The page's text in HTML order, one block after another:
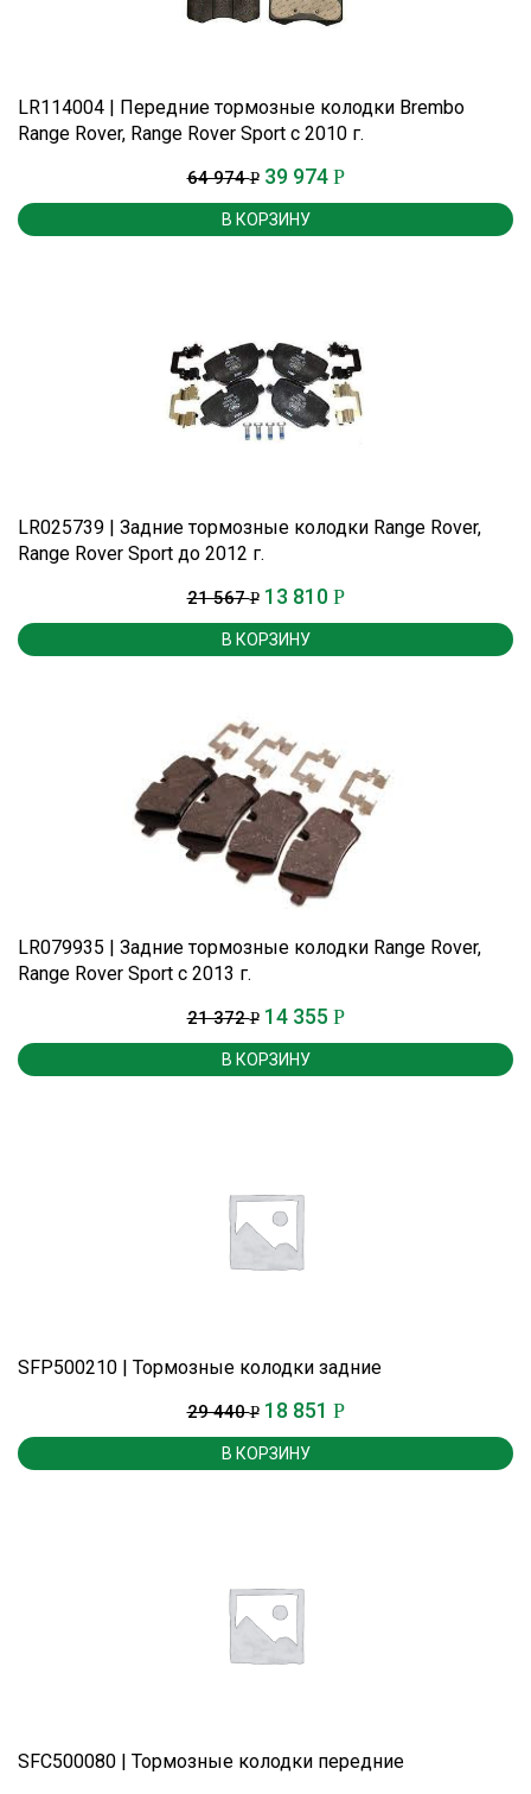
LR114004 | Передние тормозные колодки Brembo
Range Rover, Range Rover Sport c 2010 г.
64 974Р 39 974 Р
В КОРЗИНУ
LR025739 | Задние тормозные колодки Range Rover,
Range Rover Sport до 2012 г.
21 567Р 13 810 Р
В КОРЗИНУ
LR079935 | Задние тормозные колодки Range Rover,
Range Rover Sport c 2013 г.
21 372Р 14 355 Р
В КОРЗИНУ
SFP500210 | Тормозные колодки задние
29 440Р 18 851 Р
В КОРЗИНУ
SFC500080 | Тормозные колодки передние